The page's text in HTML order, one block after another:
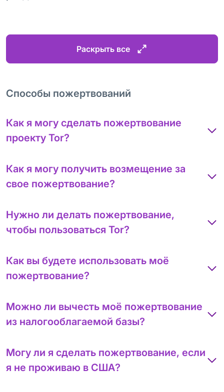
Раскрыть все
Способы пожертвований
Как я могу сделать пожертвование
проекту Tor?
Как я могу получить возмещение за
свое пожертвование?
Нужно ли делать пожертвование,
чтобы пользоваться Tor?
Как вы будете использовать моё
пожертвование?
Можно ли вычесть моё пожертвование
из налогооблагаемой базы?
Могу ли я сделать пожертвование, если
я не проживаю в США?